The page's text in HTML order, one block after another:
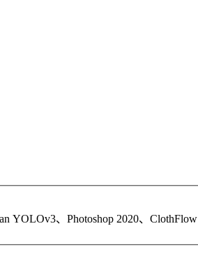
YOLOv3、Photoshop 2020、ClothFlow